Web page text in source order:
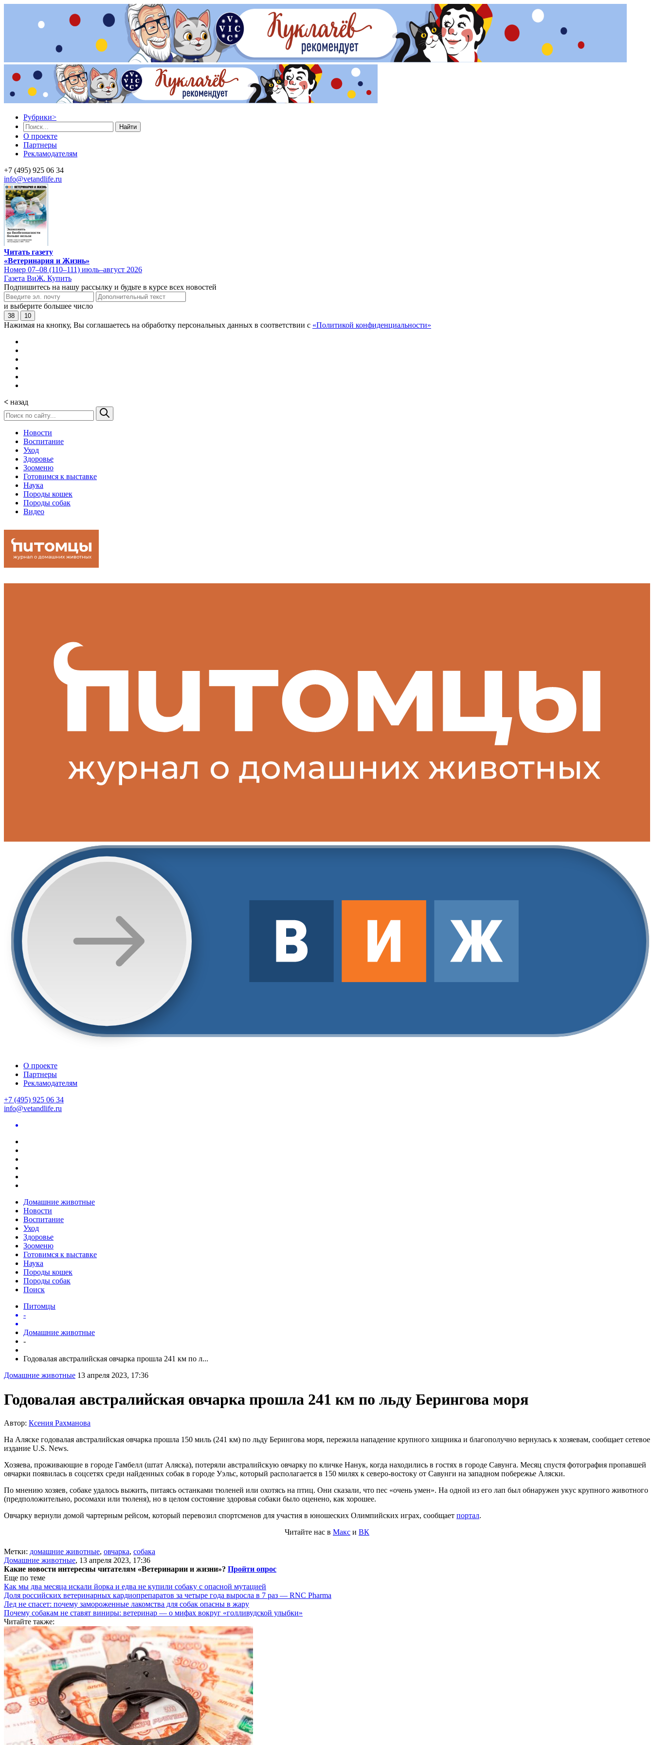
Рубрики>
Найти
О проекте
Партнеры
Рекламодателям
+7 (495) 925 06 34
info@vetandlife.ru
Читать газету
«Ветеринария и Жизнь»
Номер 07–08 (110–111) июль–август 2026
Газета ВиЖ. Купить
Подпишитесь на нашу рассылку и будьте в курсе всех новостей
и выберите большее число
38 10
Нажимая на кнопку, Вы соглашаетесь на обработку персональных данных в соответствии с «Политикой конфиденциальности»
< назад
Новости
Воспитание
Уход
Здоровье
Зооменю
Готовимся к выставке
Наука
Породы кошек
Породы собак
Видео
О проекте
Партнеры
Рекламодателям
+7 (495) 925 06 34
info@vetandlife.ru
Домашние животные
Новости
Воспитание
Уход
Здоровье
Зооменю
Готовимся к выставке
Наука
Породы кошек
Породы собак
Поиск
Питомцы
-
Домашние животные
-
Годовалая австралийская овчарка прошла 241 км по л...
Домашние животные 13 апреля 2023, 17:36
Годовалая австралийская овчарка прошла 241 км по льду Берингова моря
Автор: Ксения Рахманова
На Аляске годовалая австралийская овчарка прошла 150 миль (241 км) по льду Берингова моря, пережила нападение крупного хищника и благополучно вернулась к хозяевам, сообщает сетевое
издание U.S. News.
Хозяева, проживающие в городе Гамбелл (штат Аляска), потеряли австралийскую овчарку по кличке Нанук, когда находились в гостях в городе Савунга. Месяц спустя фотография пропавшей
овчарки появилась в соцсетях среди найденных собак в городе Уэльс, который располагается в 150 милях к северо-востоку от Савунги на западном побережье Аляски.
По мнению хозяев, собаке удалось выжить, питаясь останками тюленей или охотясь на птиц. Они сказали, что пес «очень умен». На одной из его лап был обнаружен укус крупного животного
(предположительно, росомахи или тюленя), но в целом состояние здоровья собаки было оценено, как хорошее.
Овчарку вернули домой чартерным рейсом, который перевозил спортсменов для участия в юношеских Олимпийских играх, сообщает портал.
Читайте нас в Макс и ВК
Метки: домашние животные, овчарка, собака
Домашние животные, 13 апреля 2023, 17:36
Какие новости интересны читателям «Ветеринарии и жизни»? Пройти опрос
Еще по теме
Как мы два месяца искали йорка и едва не купили собаку с опасной мутацией
Доля российских ветеринарных кардиопрепаратов за четыре года выросла в 7 раз — RNC Pharma
Лед не спасет: почему замороженные лакомства для собак опасны в жару
Почему собакам не ставят виниры: ветеринар — о мифах вокруг «голливудской улыбки»
Читайте также: